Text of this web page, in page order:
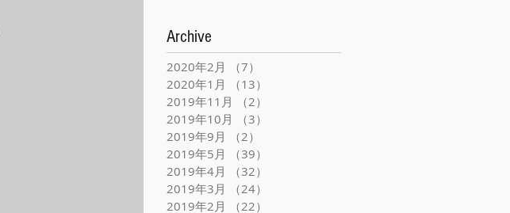
Archive
2020年2月 （7）
2020年1月
（13）
2019年11月
（2）
2019年10月
（3）
2019年9月
（2）
2019年5月
（39）
2019年4月
（32）
2019年3月
（24）
2019年2月
（22）